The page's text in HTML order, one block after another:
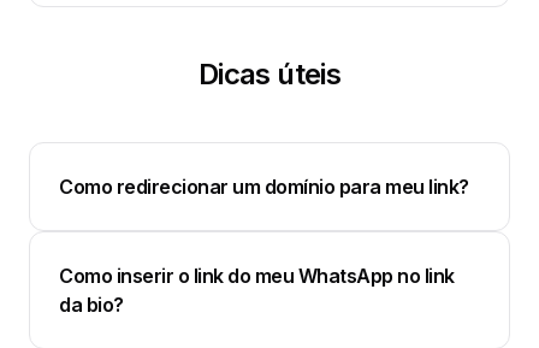
Dicas úteis
Como redirecionar um domínio para meu link?
Como inserir o link do meu WhatsApp no link
da bio?